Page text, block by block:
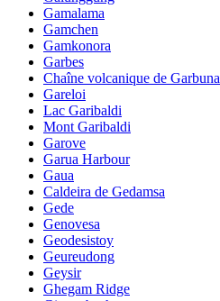
Gamalama
Gamchen
Gamkonora
Garbes
Chaîne volcanique de Garbuna
Gareloi
Lac Garibaldi
Mont Garibaldi
Garove
Garua Harbour
Gaua
Caldeira de Gedamsa
Gede
Genovesa
Geodesistoy
Geureudong
Geysir
Ghegam Ridge